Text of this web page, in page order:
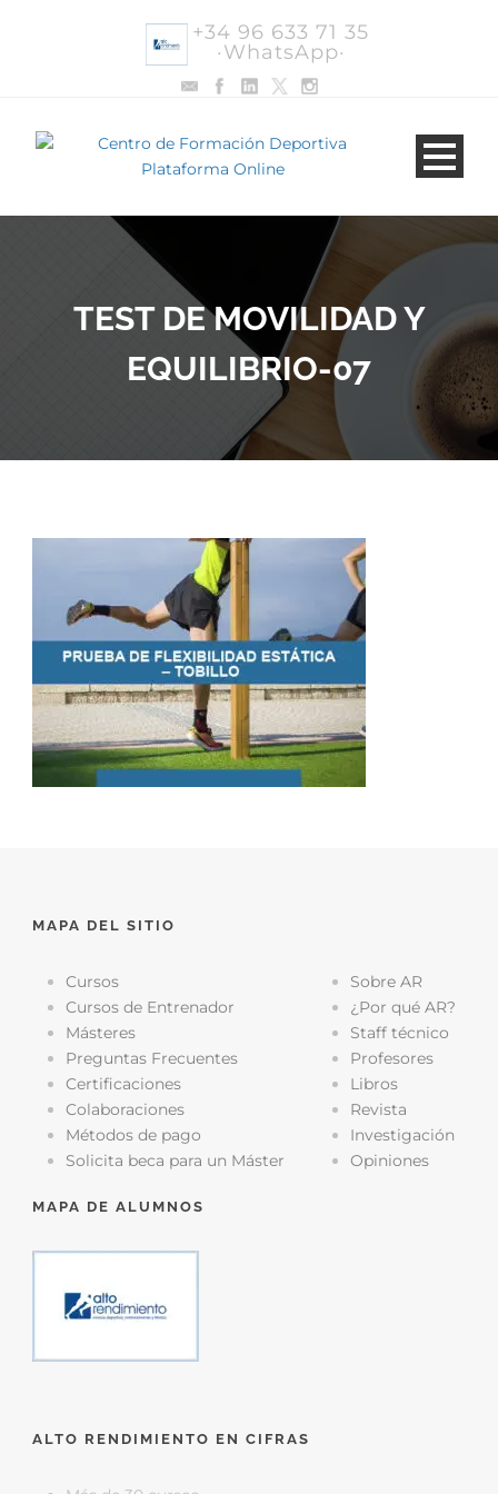
+34 96 633 71 35
·WhatsApp·
TEST DE MOVILIDAD Y
EQUILIBRIO-07
MAPA DEL SITIO
Cursos
Cursos de Entrenador
Másteres
Preguntas Frecuentes
Certificaciones
Colaboraciones
Métodos de pago
Solicita beca para un Máster
Sobre AR
¿Por qué AR?
Staff técnico
Profesores
Libros
Revista
Investigación
Opiniones
MAPA DE ALUMNOS
ALTO RENDIMIENTO EN CIFRAS